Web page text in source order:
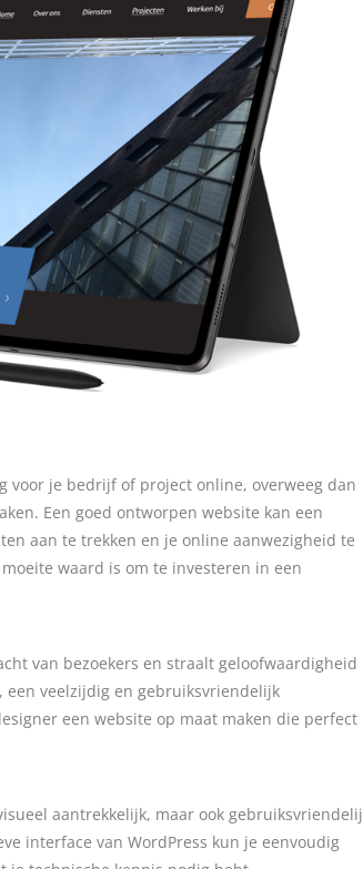
voor je bedrijf of project online, overweeg dan
Een goed ontworpen website kan een
aan te trekken en je online aanwezigheid te
waard is om te investeren in een
van bezoekers en straalt geloofwaardigheid
veelzijdig en gebruiksvriendelijk
een website op maat maken die perfect
aantrekkelijk, maar ook
interface van WordPress kun je eenvoudig